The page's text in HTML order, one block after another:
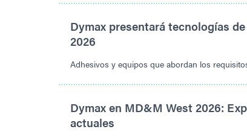
Dymax presentará tecnologías
2026
Adhesivos y equipos que abordan los
Dymax en MD&M West 2026:
actuales